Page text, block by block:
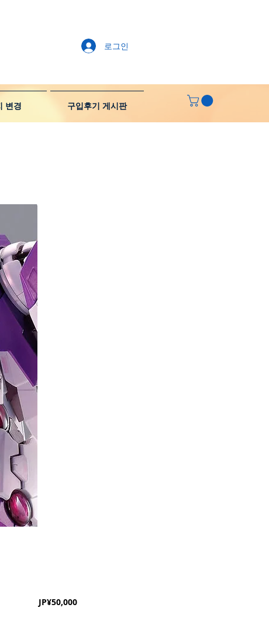
변경 구입후기 게시판
로그인
JP¥50,000가